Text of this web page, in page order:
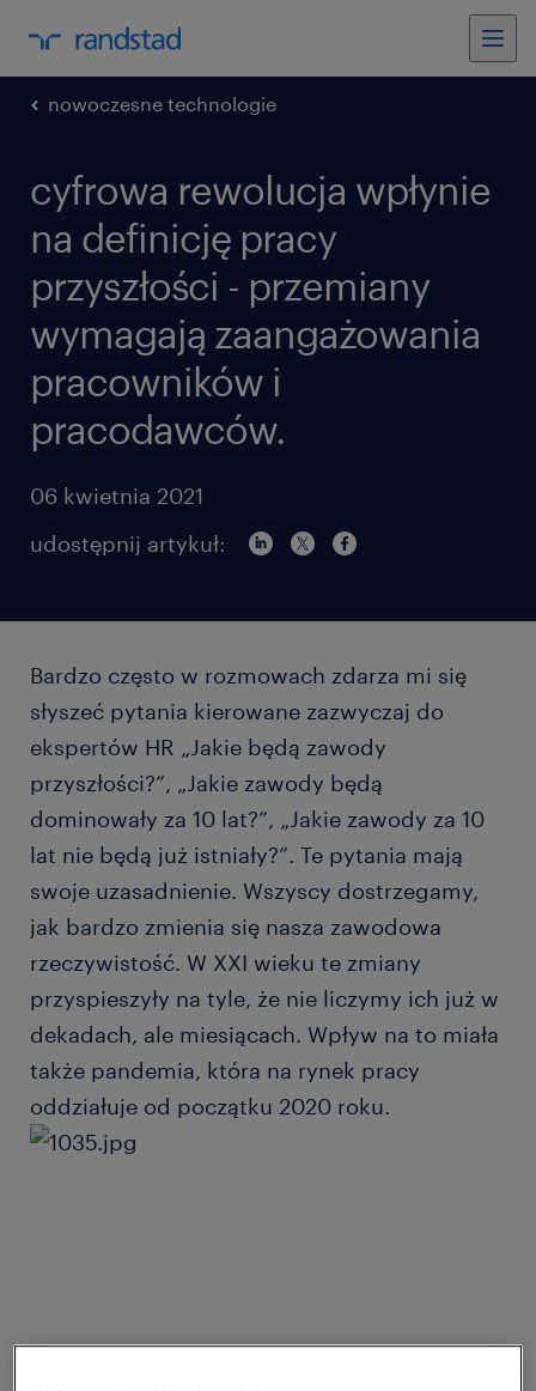
nowoczesne technologie
cyfrowa rewolucja wpłynie
na definicję pracy
przyszłości - przemiany
wymagają zaangażowania
pracowników i
pracodawców.
06 kwietnia 2021
udostępnij artykuł:
Bardzo często w rozmowach zdarza mi się
słyszeć pytania kierowane zazwyczaj do
ekspertów HR „Jakie będą zawody
przyszłości?”, „Jakie zawody będą
dominowały za 10 lat?”, „Jakie zawody za 10
lat nie będą już istniały?”. Te pytania mają
swoje uzasadnienie. Wszyscy dostrzegamy,
jak bardzo zmienia się nasza zawodowa
rzeczywistość. W XXI wieku te zmiany
przyspieszyły na tyle, że nie liczymy ich już w
dekadach, ale miesiącach. Wpływ na to miała
także pandemia, która na rynek pracy
oddziałuje od początku 2020 roku.